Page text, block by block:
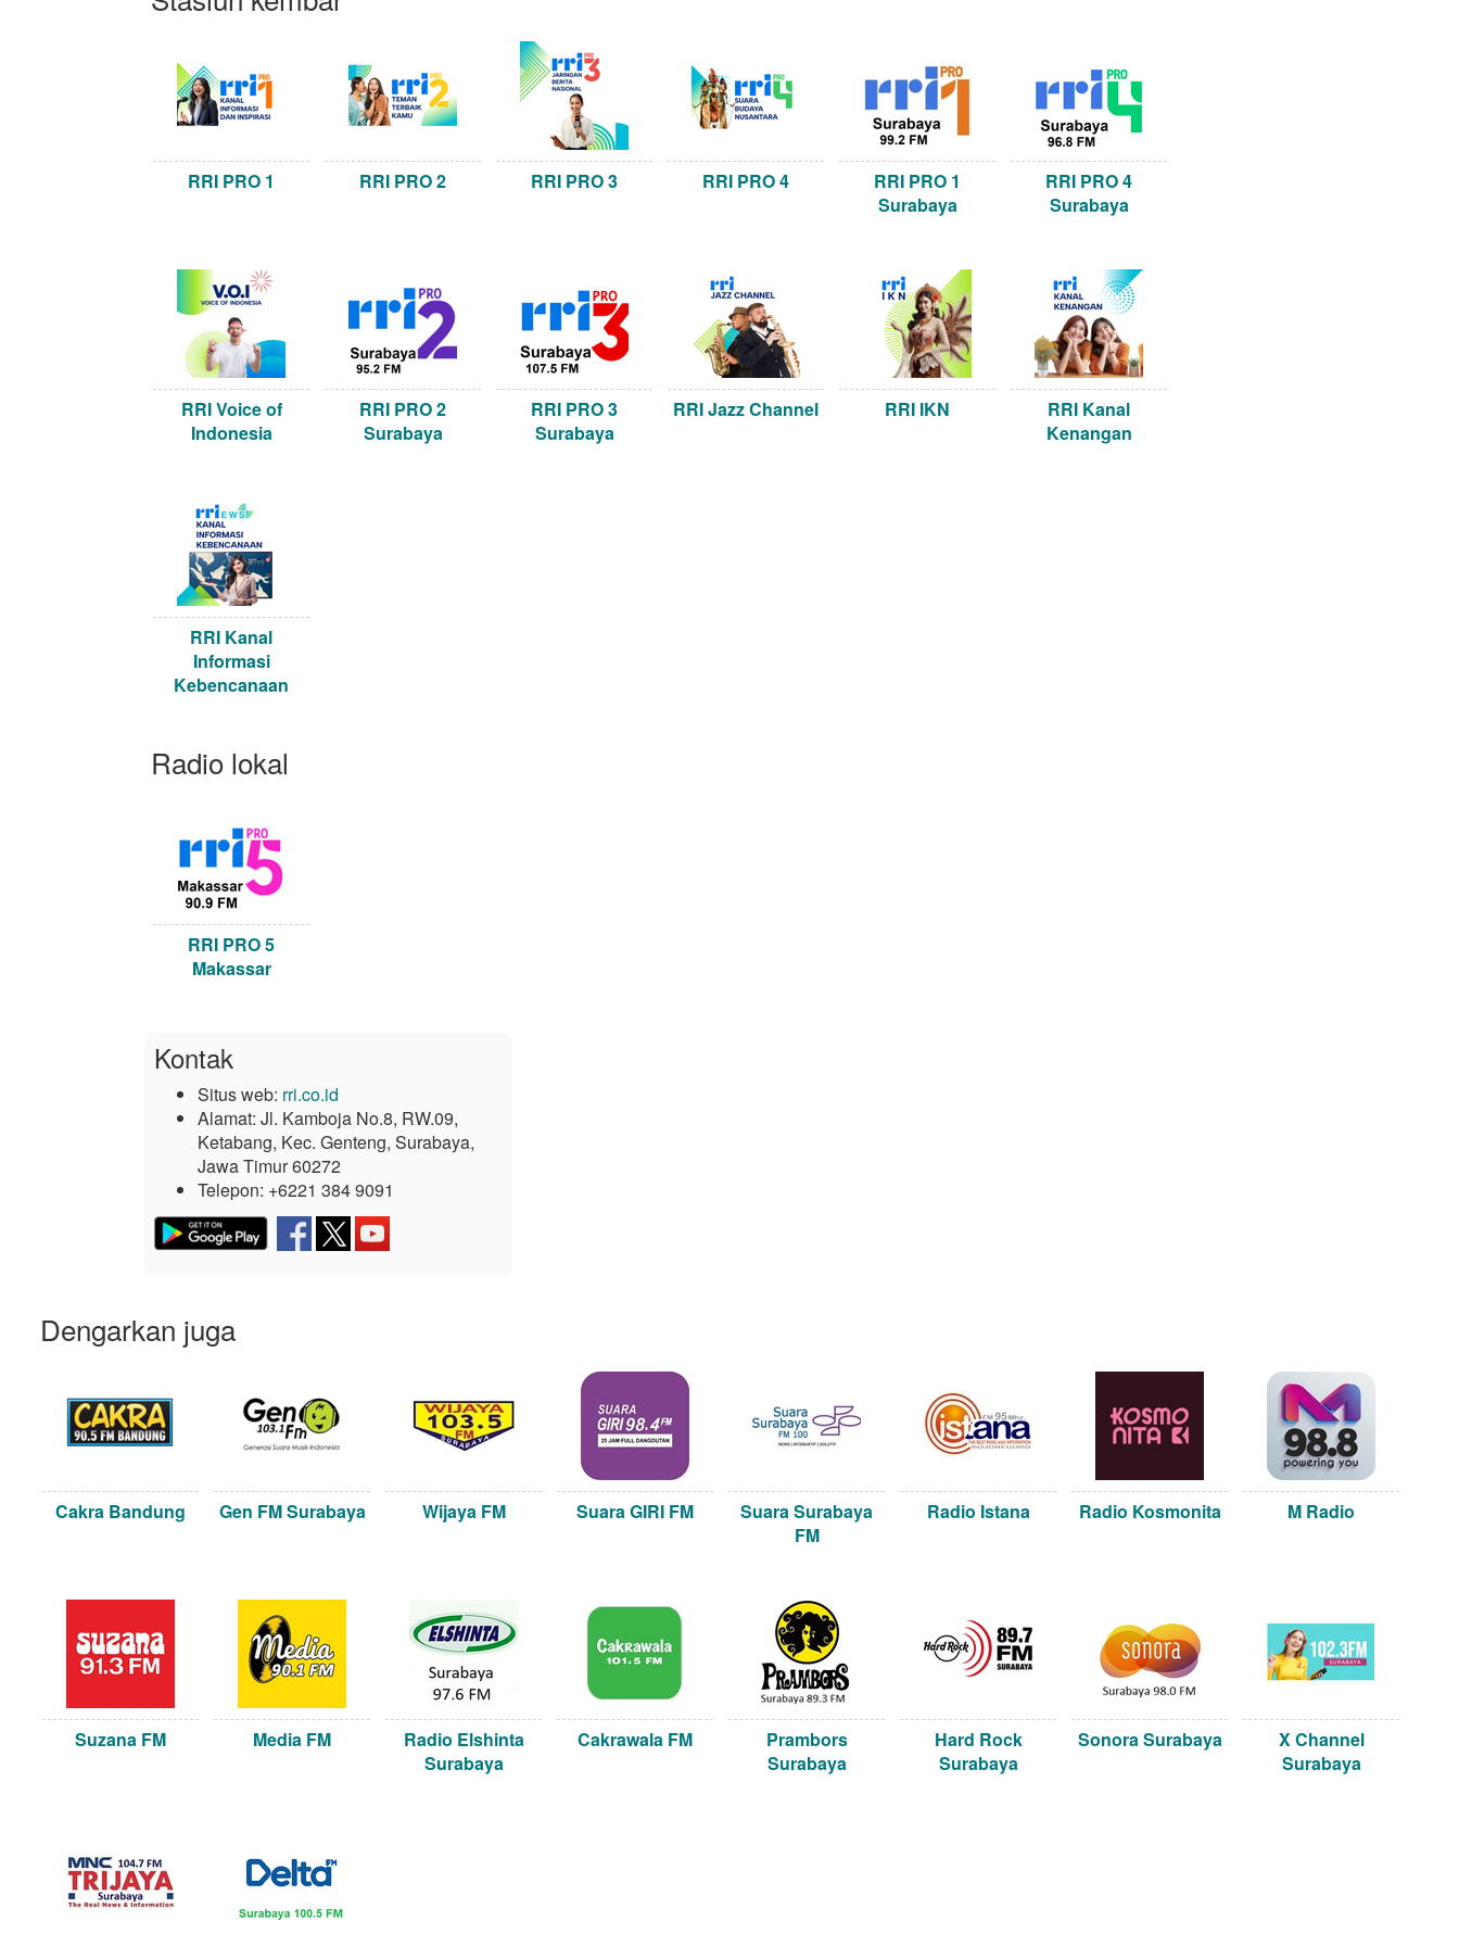
RRI PRO 1 RRI PRO 2 RRI PRO 3 RRI PRO 4
RRI PRO 1
Surabaya
RRI PRO 4
Surabaya
RRI Voice of
Indonesia
RRI PRO 2
Surabaya
RRI PRO 3
Surabaya
RRI Jazz Channel RRI IKN
RRI Kanal
Kenangan
RRI Kanal
Informasi
Kebencanaan
Radio lokal
RRI PRO 5
Makassar
Kontak
Situs web: rri.co.id
Alamat: Jl. Kamboja No.8, RW.09,
Ketabang, Kec. Genteng, Surabaya,
Jawa Timur 60272
Telepon: +6221 384 9091
Dengarkan juga
Cakra Bandung Gen FM Surabaya Wijaya FM Suara GIRI FM
Suara Surabaya
FM
Radio Istana Radio Kosmonita M Radio
Suzana FM Media FM
Radio Elshinta
Surabaya
Cakrawala FM
Prambors
Surabaya
Hard Rock
Surabaya
Sonora Surabaya
X Channel
Surabaya